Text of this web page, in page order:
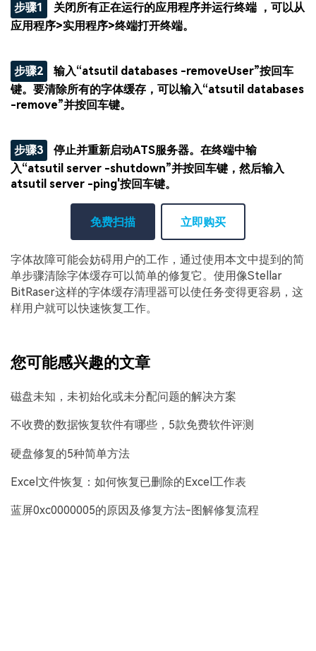
步骤1
关闭所有正在运行的应用程序并运行终端 ，可以从
应用程序>实用程序>终端打开终端。
步骤2
输入“atsutil databases -removeUser”按回车
键。要清除所有的字体缓存，可以输入“atsutil databases
-remove”并按回车键。
步骤3
停止并重新启动ATS服务器。在终端中输
入“atsutil server -shutdown”并按回车键，然后输入
atsutil server -ping'按回车键。
免费扫描 立即购买
字体故障可能会妨碍用户的工作，通过使用本文中提到的简
单步骤清除字体缓存可以简单的修复它。使用像Stellar
BitRaser这样的字体缓存清理器可以使任务变得更容易，这
样用户就可以快速恢复工作。
您可能感兴趣的文章
磁盘未知，未初始化或未分配问题的解决方案
不收费的数据恢复软件有哪些，5款免费软件评测
硬盘修复的5种简单方法
Excel文件恢复：如何恢复已删除的Excel工作表
蓝屏0xc0000005的原因及修复方法-图解修复流程